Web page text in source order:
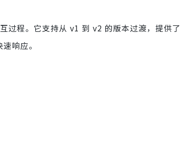
程。它支持从 v1 到 v2 的版本过渡，提供了
响应。